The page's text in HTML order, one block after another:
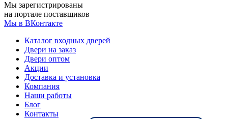
Мы зарегистрированы
на портале поставщиков
Мы в ВКонтакте
Каталог входных дверей
Двери на заказ
Двери оптом
Акции
Доставка и установка
Компания
Наши работы
Блог
Контакты